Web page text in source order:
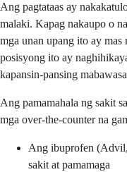
Ang pagtataas ay
malaki. Kapag nakaupo o
mga unan upang ito ay mas
posisyong ito ay
kapansin-pansing
Ang pamamahala ng sakit
mga over-the-counter na
Ang ibuprofen
sakit at pamamaga